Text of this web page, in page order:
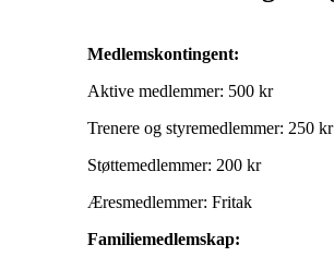
Medlemskontingent:
Aktive medlemmer: 500 kr
Trenere og styremedlemmer: 250 kr
Støttemedlemmer: 200 kr
Æresmedlemmer: Fritak
Familiemedlemskap: